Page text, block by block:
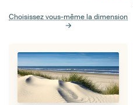
Choisissez vous-même la dimension